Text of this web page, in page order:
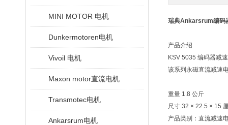
MINI MOTOR 电机
Dunkermotoren电机
Vivoil 电机
Maxon motor直流电机
Transmotec电机
Ankarsrum电机
瑞典Ankarsrum编码
产品介绍
KSV 5035 编码器减
该系列永磁直流减速
重量 1.8 公斤
尺寸 32 × 22.5 × 15
产品类别：直流减速